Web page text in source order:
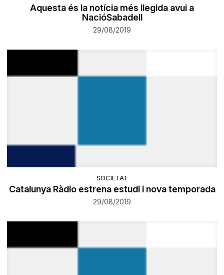
Aquesta és la notícia més llegida avui a
NacióSabadell
29/08/2019
SOCIETAT
​Catalunya Ràdio estrena estudi i nova temporada
29/08/2019